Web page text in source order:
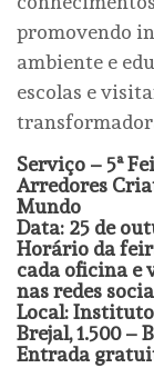
promovendo
ambiente e
escolas e
Serviço – 5ª
Arredores
Mundo
Data: 25 de
Horário da
cada oficina e
nas redes
Local:
Brejal, 1.500 –
Entrada